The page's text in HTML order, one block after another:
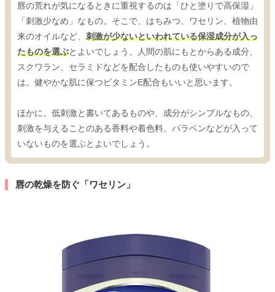
唇の荒れが気になるときに重視するのは「ひと塗りで高保湿」
「刺激少なめ」なもの。そこで、はちみつ、ワセリン、植物由
来のオイルなど、 刺激が少ないといわれている保湿成分が入っ
たものを選ぶとよいでしょう。人間の肌にもとからある成分、
スクワラン、セラミドなどを配合したものも使いやすいので
は。健やかな肌に保つビタミンE配合もいいと思います。
ほかに、低刺激と書いてあるものや、成分がシンプルなもの、
刺激を与えることのある香料や着色料、パラベンなどが入って
いないものを選ぶとよいでしょう。
唇の乾燥を防ぐ「ワセリン」